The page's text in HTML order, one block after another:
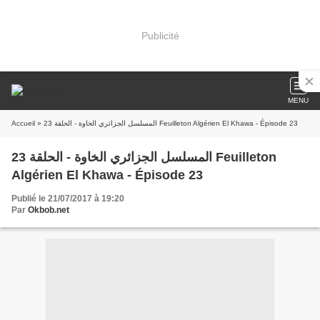
Publicité
MENU
Accueil » المسلسل الجزائري الخاوة - الحلقة 23 Feuilleton Algérien El Khawa - Épisode 23
المسلسل الجزائري الخاوة - الحلقة 23 Feuilleton
Algérien El Khawa - Épisode 23
Publié le 21/07/2017 à 19:20
Par Okbob.net